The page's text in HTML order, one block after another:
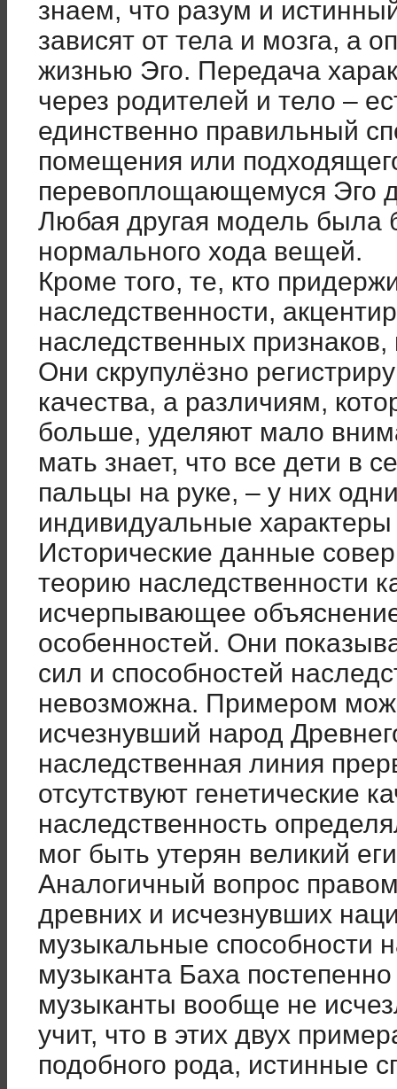
знаем, что разум и
зависят от тела и мозга, а
жизнью Эго. Передача
через родителей и тело –
единственно правильный
помещения или
перевоплощающемуся Эго
Любая другая модель
нормального хода вещей.
Кроме того, те, кто
наследственности,
наследственных
Они скрупулёзно
качества, а различиям,
больше, уделяют мало
мать знает, что все дети в
пальцы на руке, – у них
индивидуальные характеры
Исторические данные
теорию наследственности
исчерпывающее
особенностей. Они
сил и способностей
невозможна. Примером
исчезнувший народ
наследственная линия
отсутствуют генетические
наследственность
мог быть утерян великий
Аналогичный вопрос
древних и исчезнувших
музыкальные способности
музыканта Баха
музыканты вообще не
учит, что в этих двух
подобного рода, истинные